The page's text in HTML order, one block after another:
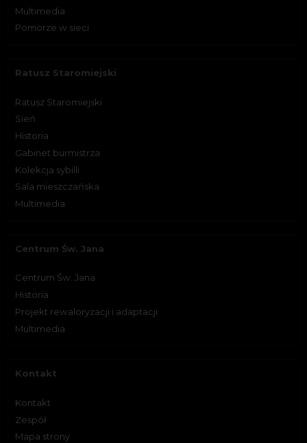
Multimedia
Pomorze w sieci
Ratusz Staromiejski
Ratusz Staromiejski
Sień
Historia
Gabinet burmistrza
Kolekcja sybilli
Sala mieszczańska
Multimedia
Centrum Św. Jana
Centrum Św. Jana
Historia
Projekt rewaloryzacji i adaptacji
Multimedia
Kontakt
Kontakt
Zespół
Mapa strony